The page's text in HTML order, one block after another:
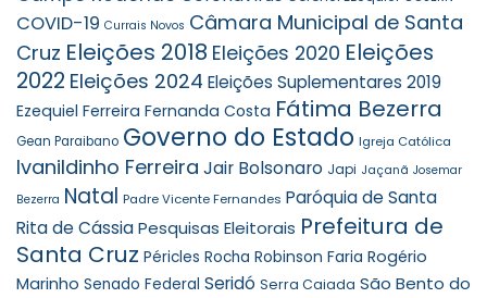
COVID-19 Currais Novos Câmara Municipal de Santa
Cruz Eleições 2018 Eleições 2020 Eleições
2022 Eleições 2024 Eleições Suplementares 2019
Ezequiel Ferreira Fernanda Costa Fátima Bezerra
Gean Paraibano Governo do Estado Igreja Católica
Ivanildinho Ferreira Jair Bolsonaro Japi Jaçanã Josemar
Bezerra Natal Padre Vicente Fernandes Paróquia de Santa
Rita de CássiaPesquisas Eleitorais Prefeitura de
Santa Cruz Péricles Rocha Robinson Faria Rogério
Marinho Senado Federal Seridó Serra Caiada São Bento do